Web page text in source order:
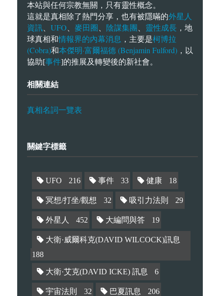
本站與任何宗教無關，只有靈性概念。
這就是真相除了熱門分享，也有被隱暪的外星人
資訊
UFO 麥田圈 陰謀集團 靈性成長 ，地
球真相和情報界的內幕消息 ，主要是柯博拉
(Cobra)和本傑明·富爾福德 (Benjamin Fulford) ，以
協助[事件]的推展及轉變後的新社會。
相關連結
真相名詞一覽表
關鍵字標籤
UFO 216 事件 33 健康 18
冥想/打坐/觀想 32 吸引力法則 29
外星人 452 大編問與答 19
大衛·威爾科克(DAVID WILCOCK)訊息
188
大衛·艾克(DAVID ICKE) 訊息 6
宇宙法則 32 巴夏訊息 206